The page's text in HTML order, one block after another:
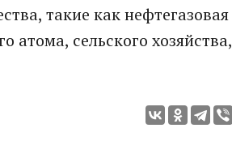
такие как нефтегазовая
атома, сельского